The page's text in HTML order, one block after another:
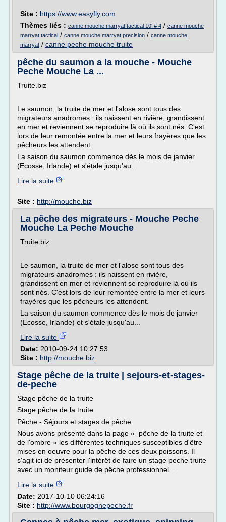
Site : https://www.easyfly.com
Thèmes liés : canne mouche marryat tactical 10' # 4 / canne mouche
marryat tactical / canne mouche marryat precision / canne mouche
marryat / canne peche mouche truite
pêche du saumon a la mouche - Mouche
Peche Mouche La ...
Truite.biz
Le saumon, la truite de mer et l'alose sont tous des
migrateurs anadromes : ils naissent en rivière, grandissent
en mer et reviennent se reproduire là où ils sont nés. C'est
lors de leur remontée entre la mer et leurs frayères que les
pêcheurs les attendent.
La saison du saumon commence dès le mois de janvier
(Ecosse, Irlande) et s'étale jusqu'au...
Lire la suite
Site : http://mouche.biz
La pêche des migrateurs - Mouche Peche
Mouche La Peche Mouche
Truite.biz
Le saumon, la truite de mer et l'alose sont tous des
migrateurs anadromes : ils naissent en rivière,
grandissent en mer et reviennent se reproduire là où ils
sont nés. C'est lors de leur remontée entre la mer et leurs
frayères que les pêcheurs les attendent.
La saison du saumon commence dès le mois de janvier
(Ecosse, Irlande) et s'étale jusqu'au...
Lire la suite
Date: 2010-09-24 10:27:53
Site : http://mouche.biz
Stage pêche de la truite | sejours-et-stages-
de-peche
Stage pêche de la truite
Stage pêche de la truite
Pêche - Séjours et stages de pêche
Nous avons présenté dans la page « pêche de la truite et
de l'ombre » les différentes techniques susceptibles d'être
mises en oeuvre pour la pêche de ces deux poissons. Il
s'agit ici de présenter l'intérêt de faire un stage peche truite
avec un moniteur guide de pêche professionnel....
Lire la suite
Date: 2017-10-10 06:24:16
Site : http://www.bourgognepeche.fr